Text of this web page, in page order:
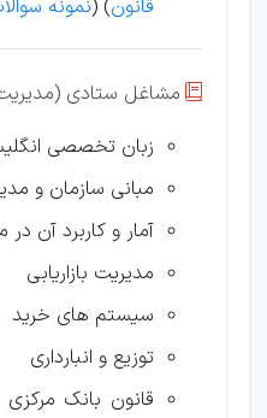
قانون) (نمونه

مشاغل ستادی (مدیریت
زبان تخصصی
مبانی سازمان و
آمار و کاربرد آن
مدیریت بازاریابی
سیستم های خرید
توزیع و انبارداری
قانون بانک